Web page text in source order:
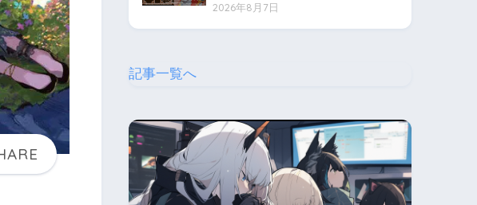
2026年8月7日
記事一覧へ